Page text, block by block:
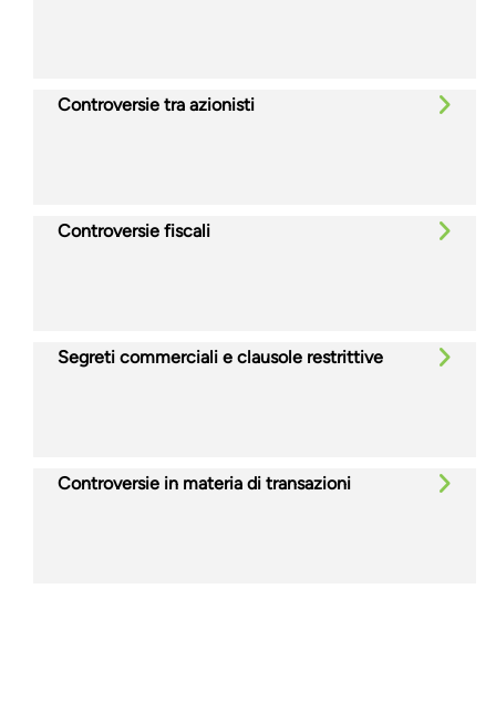
Controversie tra azionisti
Controversie fiscali
Segreti commerciali e clausole restrittive
Controversie in materia di transazioni